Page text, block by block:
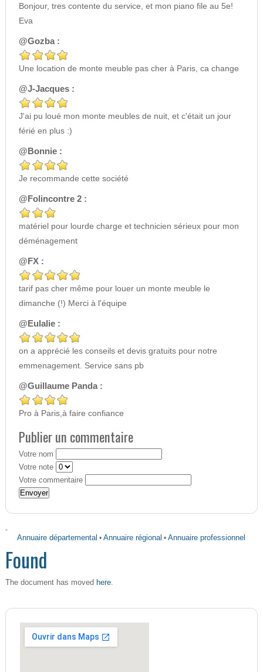
Bonjour, tres contente du service, et mon piano file au 5e!
Eva
@Gozba :
Une location de monte meuble pas cher à Paris, ca change
@J-Jacques :
J'ai pu loué mon monte meubles de nuit, et c'était un jour
férié en plus :)
@Bonnie :
Je recommande cette société
@Folincontre 2 :
matériel pour lourde charge et technicien sérieux pour mon
déménagement
@FX :
tarif pas cher même pour louer un monte meuble le
dimanche (!) Merci à l'équipe
@Eulalie :
on a apprécié les conseils et devis gratuits pour notre
emmenagement. Service sans pb
@Guillaume Panda :
Pro à Paris,à faire confiance
Publier un commentaire
Votre nom
Votre note
Votre commentaire
-
Annuaire départemental •Annuaire régional •Annuaire professionnel
Found
The document has moved here.